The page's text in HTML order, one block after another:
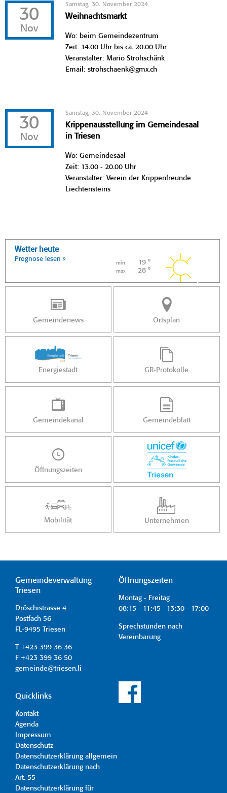
30
Nov
Samstag, 30. November 2024
Weihnachtsmarkt
Wo: beim Gemeindezentrum
Zeit: 14.00 Uhr bis ca. 20.00 Uhr
Veranstalter: Mario Strohschänk
Email: strohschaenk@gmx.ch
30
Nov
Samstag, 30. November 2024
Krippenausstellung im Gemeindesaal
in Triesen
Wo: Gemeindesaal
Zeit: 13.00 - 20.00 Uhr
Veranstalter: Verein der Krippenfreunde
Liechtensteins
Wetter heute
Prognose lesen »
min 19 °
max 28 °
Gemeindenews Ortsplan
Energiestadt GR-Protokolle
Gemeindekanal Gemeindeblatt
Öffnungszeiten
Mobilität Unternehmen
Gemeindeverwaltung
Triesen
Dröschistrasse 4
Postfach 56
FL-9495 Triesen
T +423 399 36 36
F +423 399 36 50
gemeinde@triesen.li
Öffnungszeiten
Montag - Freitag
08:15 - 11:45 13:30 - 17:00
Sprechstunden nach
Vereinbarung
Quicklinks
Kontakt
Agenda
Impressum
Datenschutz
Datenschutzerklärung allgemein
Datenschutzerklärung nach
Art. 55
Datenschutzerklärung für